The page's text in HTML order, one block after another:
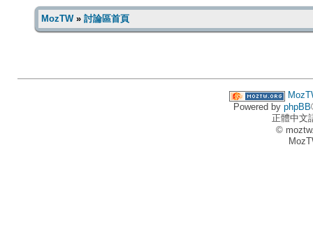
MozTW» 討論區首頁
Powered by phpBB
正體中文
©